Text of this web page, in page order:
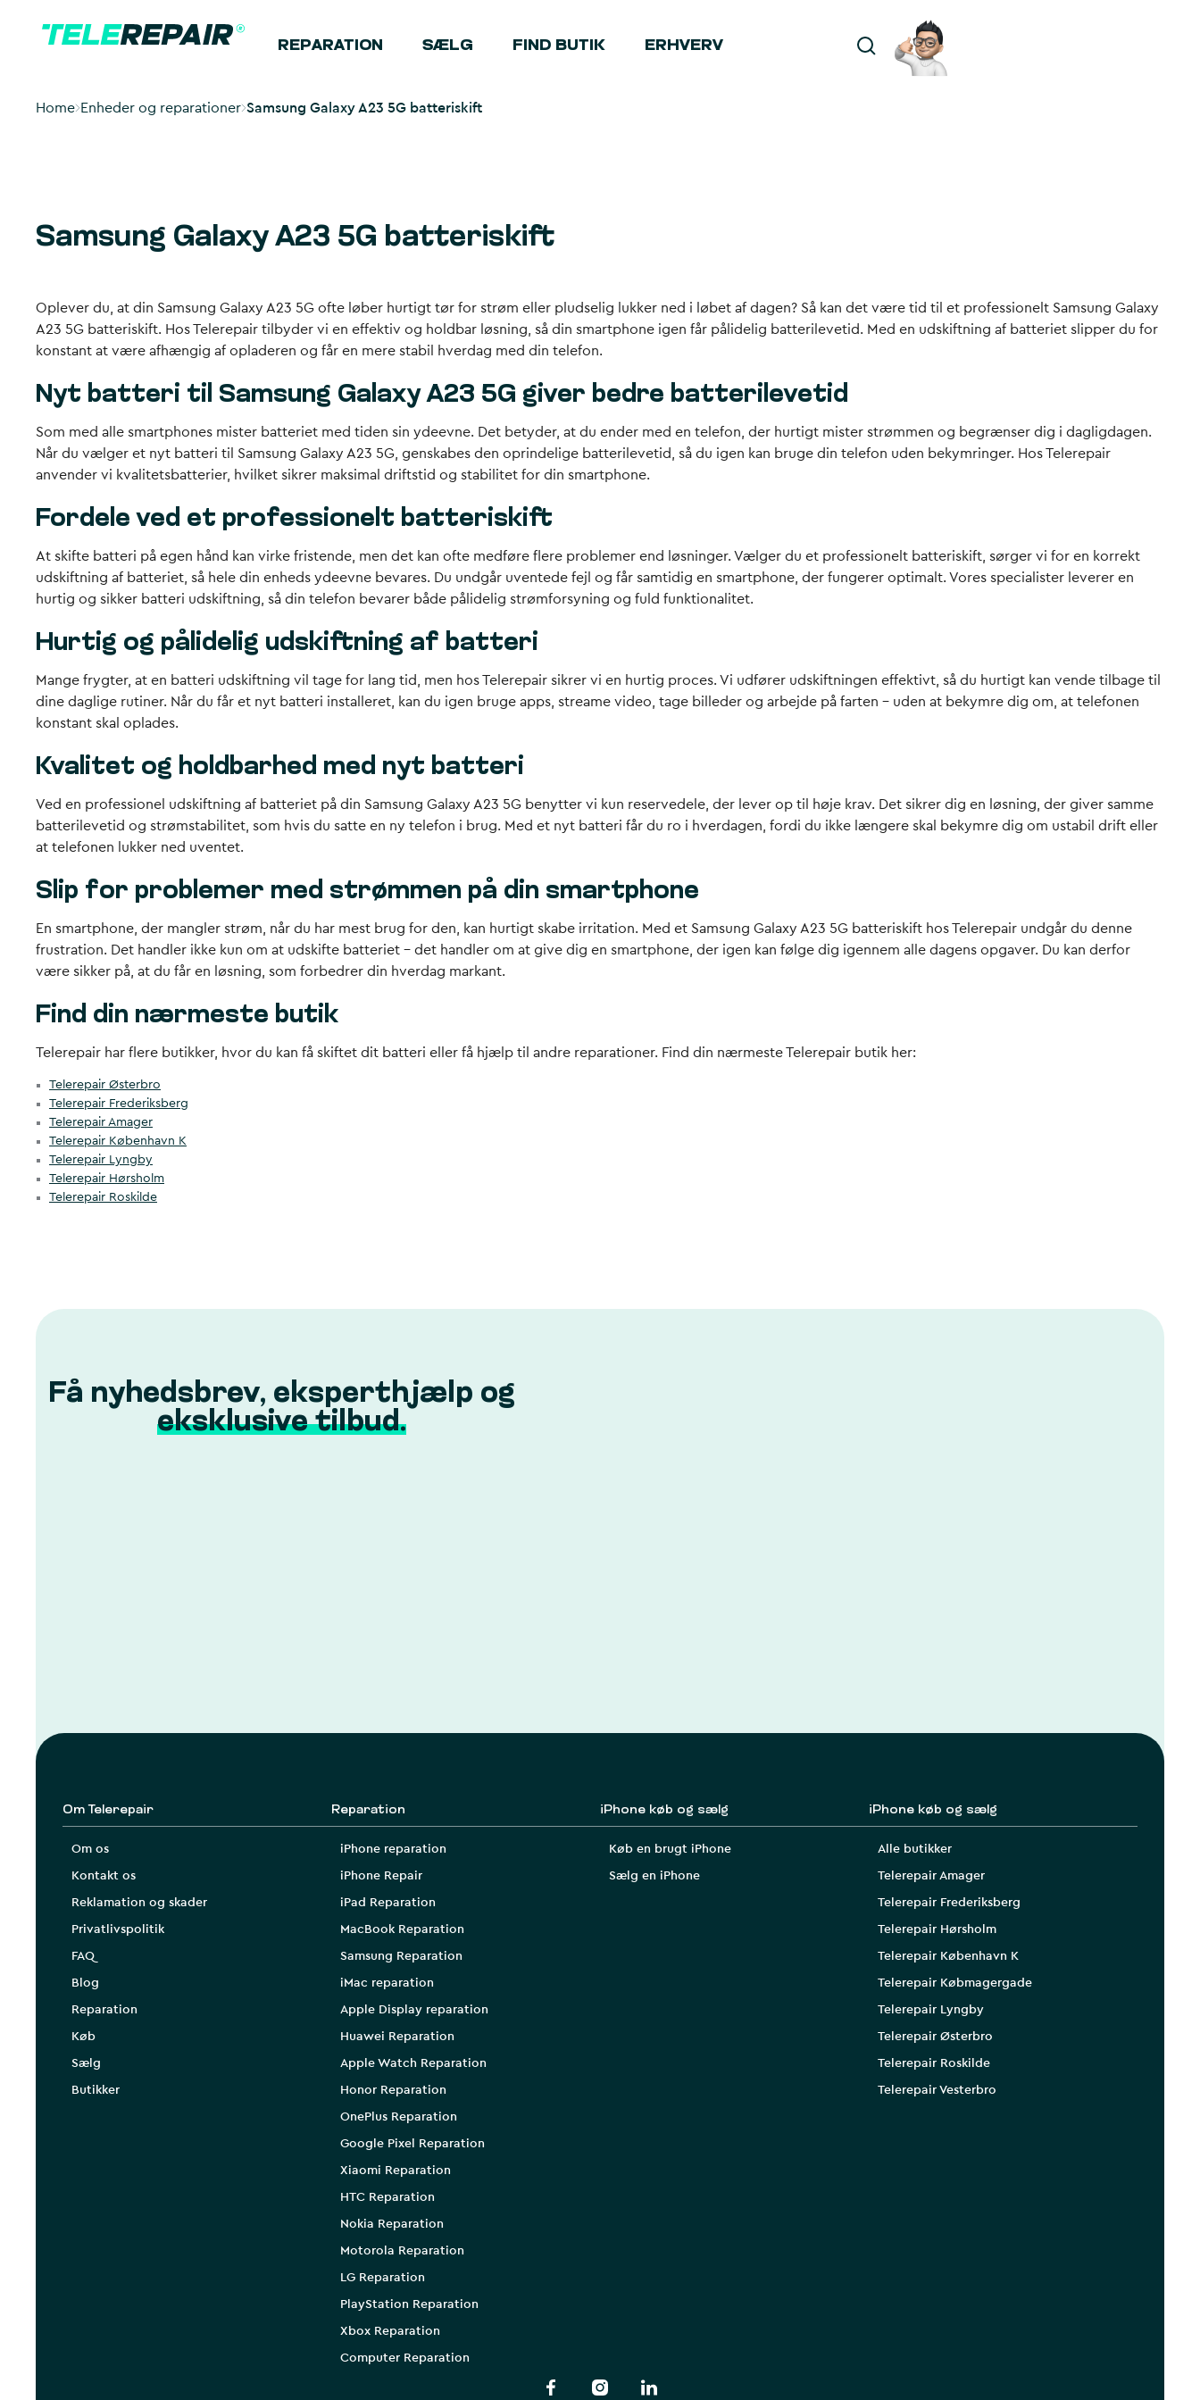
REPARATION SÆLG FIND BUTIK ERHVERV
Home Enheder og reparationer Samsung Galaxy A23 5G batteriskift
Samsung Galaxy A23 5G batteriskift
Oplever du, at din Samsung Galaxy A23 5G ofte løber hurtigt tør for strøm eller pludselig lukker ned i løbet af dagen? Så kan det være tid til et professionelt Samsung Galaxy
A23 5G batteriskift. Hos Telerepair tilbyder vi en effektiv og holdbar løsning, så din smartphone igen får pålidelig batterilevetid. Med en udskiftning af batteriet slipper du for
konstant at være afhængig af opladeren og får en mere stabil hverdag med din telefon.
Nyt batteri til Samsung Galaxy A23 5G giver bedre batterilevetid
Som med alle smartphones mister batteriet med tiden sin ydeevne. Det betyder, at du ender med en telefon, der hurtigt mister strømmen og begrænser dig i dagligdagen.
Når du vælger et nyt batteri til Samsung Galaxy A23 5G, genskabes den oprindelige batterilevetid, så du igen kan bruge din telefon uden bekymringer. Hos Telerepair
anvender vi kvalitetsbatterier, hvilket sikrer maksimal driftstid og stabilitet for din smartphone.
Fordele ved et professionelt batteriskift
At skifte batteri på egen hånd kan virke fristende, men det kan ofte medføre flere problemer end løsninger. Vælger du et professionelt batteriskift, sørger vi for en korrekt
udskiftning af batteriet, så hele din enheds ydeevne bevares. Du undgår uventede fejl og får samtidig en smartphone, der fungerer optimalt. Vores specialister leverer en
hurtig og sikker batteri udskiftning, så din telefon bevarer både pålidelig strømforsyning og fuld funktionalitet.
Hurtig og pålidelig udskiftning af batteri
Mange frygter, at en batteri udskiftning vil tage for lang tid, men hos Telerepair sikrer vi en hurtig proces. Vi udfører udskiftningen effektivt, så du hurtigt kan vende tilbage til
dine daglige rutiner. Når du får et nyt batteri installeret, kan du igen bruge apps, streame video, tage billeder og arbejde på farten – uden at bekymre dig om, at telefonen
konstant skal oplades.
Kvalitet og holdbarhed med nyt batteri
Ved en professionel udskiftning af batteriet på din Samsung Galaxy A23 5G benytter vi kun reservedele, der lever op til høje krav. Det sikrer dig en løsning, der giver samme
batterilevetid og strømstabilitet, som hvis du satte en ny telefon i brug. Med et nyt batteri får du ro i hverdagen, fordi du ikke længere skal bekymre dig om ustabil drift eller
at telefonen lukker ned uventet.
Slip for problemer med strømmen på din smartphone
En smartphone, der mangler strøm, når du har mest brug for den, kan hurtigt skabe irritation. Med et Samsung Galaxy A23 5G batteriskift hos Telerepair undgår du denne
frustration. Det handler ikke kun om at udskifte batteriet – det handler om at give dig en smartphone, der igen kan følge dig igennem alle dagens opgaver. Du kan derfor
være sikker på, at du får en løsning, som forbedrer din hverdag markant.
Find din nærmeste butik
Telerepair har flere butikker, hvor du kan få skiftet dit batteri eller få hjælp til andre reparationer. Find din nærmeste Telerepair butik her:
Telerepair Østerbro
Telerepair Frederiksberg
Telerepair Amager
Telerepair København K
Telerepair Lyngby
Telerepair Hørsholm
Telerepair Roskilde
Få nyhedsbrev, eksperthjælp og
eksklusive tilbud.
Om Telerepair
Om os
Kontakt os
Reklamation og skader
Privatlivspolitik
FAQ
Blog
Reparation
Køb
Sælg
Butikker
Reparation
iPhone reparation
iPhone Repair
iPad Reparation
MacBook Reparation
Samsung Reparation
iMac reparation
Apple Display reparation
Huawei Reparation
Apple Watch Reparation
Honor Reparation
OnePlus Reparation
Google Pixel Reparation
Xiaomi Reparation
HTC Reparation
Nokia Reparation
Motorola Reparation
LG Reparation
PlayStation Reparation
Xbox Reparation
Computer Reparation
iPhone køb og sælg
Køb en brugt iPhone
Sælg en iPhone
iPhone køb og sælg
Alle butikker
Telerepair Amager
Telerepair Frederiksberg
Telerepair Hørsholm
Telerepair København K
Telerepair Købmagergade
Telerepair Lyngby
Telerepair Østerbro
Telerepair Roskilde
Telerepair Vesterbro